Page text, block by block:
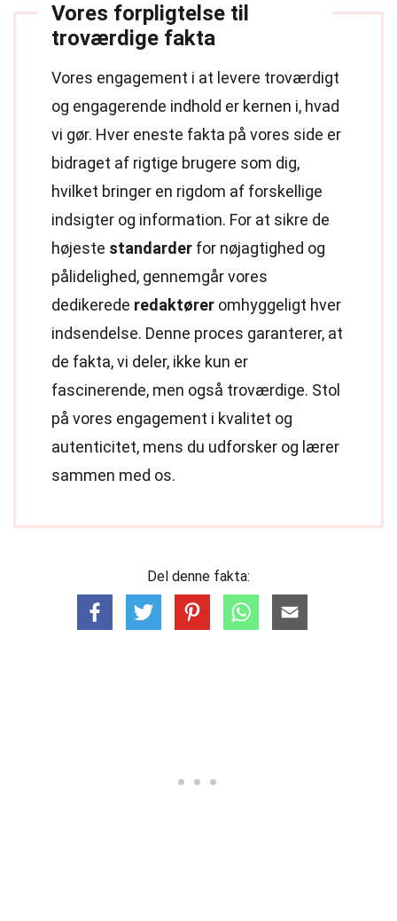
Vores forpligtelse til
troværdige fakta
Vores engagement i at levere troværdigt
og engagerende indhold er kernen i, hvad
vi gør. Hver eneste fakta på vores side er
bidraget af rigtige brugere som dig,
hvilket bringer en rigdom af forskellige
indsigter og information. For at sikre de
højeste standarder for nøjagtighed og
pålidelighed, gennemgår vores
dedikerede redaktører omhyggeligt hver
indsendelse. Denne proces garanterer, at
de fakta, vi deler, ikke kun er
fascinerende, men også troværdige. Stol
på vores engagement i kvalitet og
autenticitet, mens du udforsker og lærer
sammen med os.
Del denne fakta: